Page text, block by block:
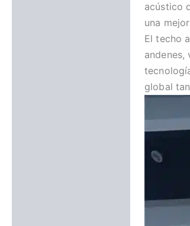
acústico
una
El techo
global